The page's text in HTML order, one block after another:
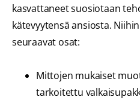
kasvattaneet suosiotaan
kätevyytensä ansiosta.
seuraavat osat:
Mittojen mukaiset
tarkoitettu